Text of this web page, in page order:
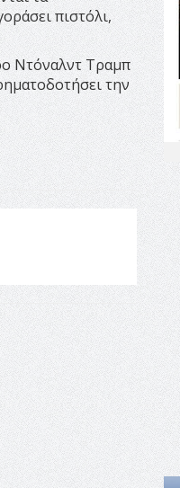
πιστόλι,
Ντόναλντ Τραμπ
την